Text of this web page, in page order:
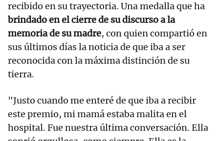
recibido en su trayectoria. Una medalla que ha
brindado en el cierre de su discurso a la
memoria de su madre, con quien compartió en
sus últimos días la noticia de que iba a ser
reconocida con la máxima distinción de su
tierra.
"Justo cuando me enteré de que iba a recibir
este premio, mi mamá estaba malita en el
hospital. Fue nuestra última conversación. Ella